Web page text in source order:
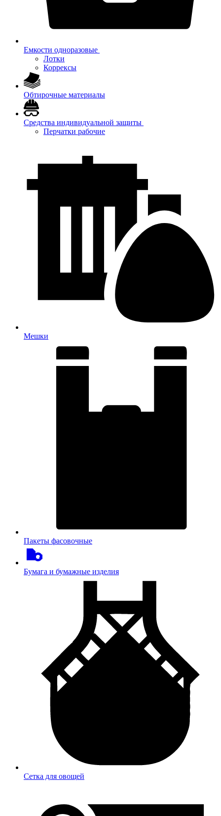
Емкости одноразовые
Лотки
Коррексы
Обтирочные материалы
Средства индивидуальной защиты
Перчатки рабочие
Мешки
Пакеты фасовочные
Бумага и бумажные изделия
Сетка для овощей